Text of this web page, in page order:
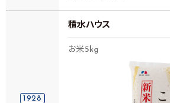
1928
積水ハウス
お米5kg